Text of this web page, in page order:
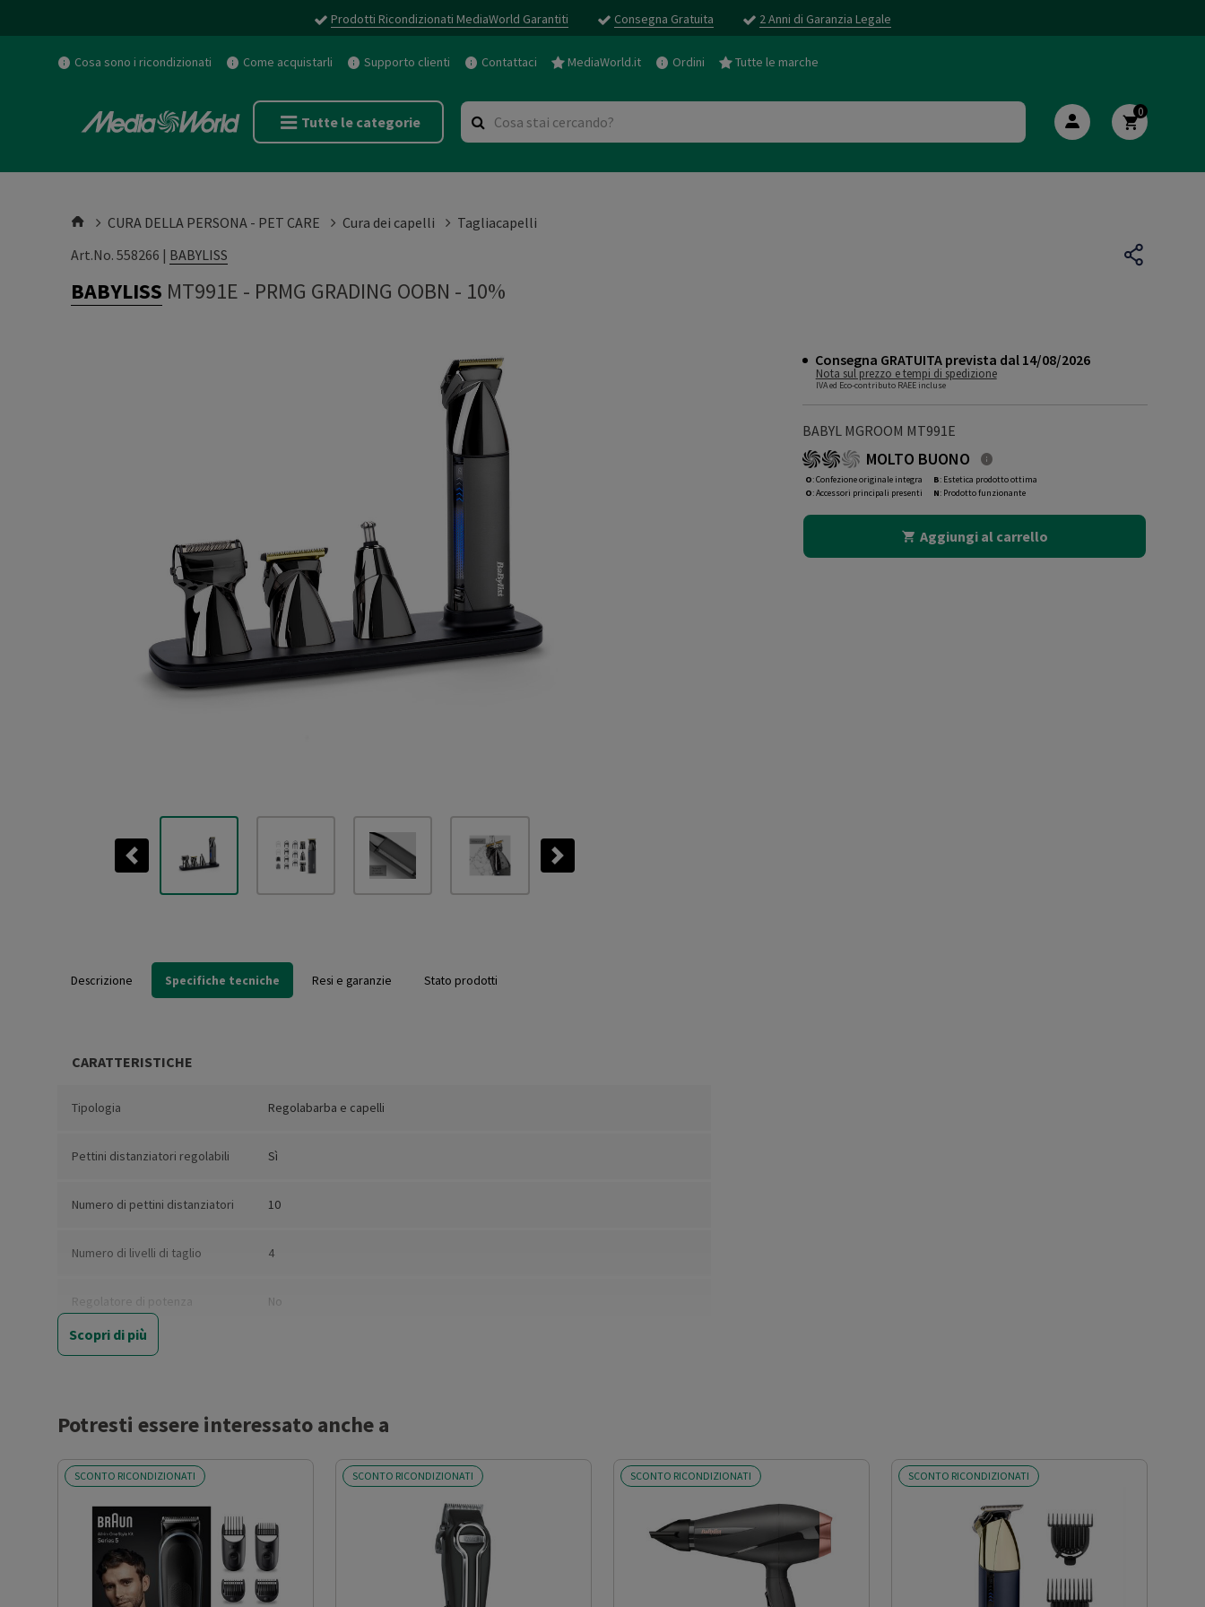
Prodotti Ricondizionati MediaWorld Garantiti Consegna Gratuita 2 Anni di Garanzia Legale
Cosa sono i ricondizionati Come acquistarli Supporto clienti Contattaci MediaWorld.it Ordini Tutte le marche
Tutte le categorie
0
CURA DELLA PERSONA - PET CARE Cura dei capelli
Tagliacapelli
Art.No. 558266 | BABYLISS
BABYLISS MT991E - PRMG GRADING OOBN - 10%
Previous Next
Consegna GRATUITA prevista dal 14/08/2026
Nota sul prezzo e tempi di spedizione
IVA ed Eco-contributo RAEE incluse
BABYL MGROOM MT991E
MOLTO BUONO
O: Confezione originale integra
O: Accessori principali presenti
B: Estetica prodotto ottima
N: Prodotto funzionante
Aggiungi al carrello
Descrizione Specifiche tecniche Resi e garanzie Stato prodotti
CARATTERISTICHE
Tipologia Regolabarba e capelli
Pettini distanziatori regolabili Sì
Numero di pettini distanziatori 10
Numero di livelli di taglio 4
Regolatore di potenza No
Indicatore stato batteria Display LCD
Autonomia batteria (min) 300
Scopri di più
Potresti essere interessato anche a
SCONTO RICONDIZIONATI SCONTO RICONDIZIONATI SCONTO RICONDIZIONATI SCONTO RICONDIZIONATI